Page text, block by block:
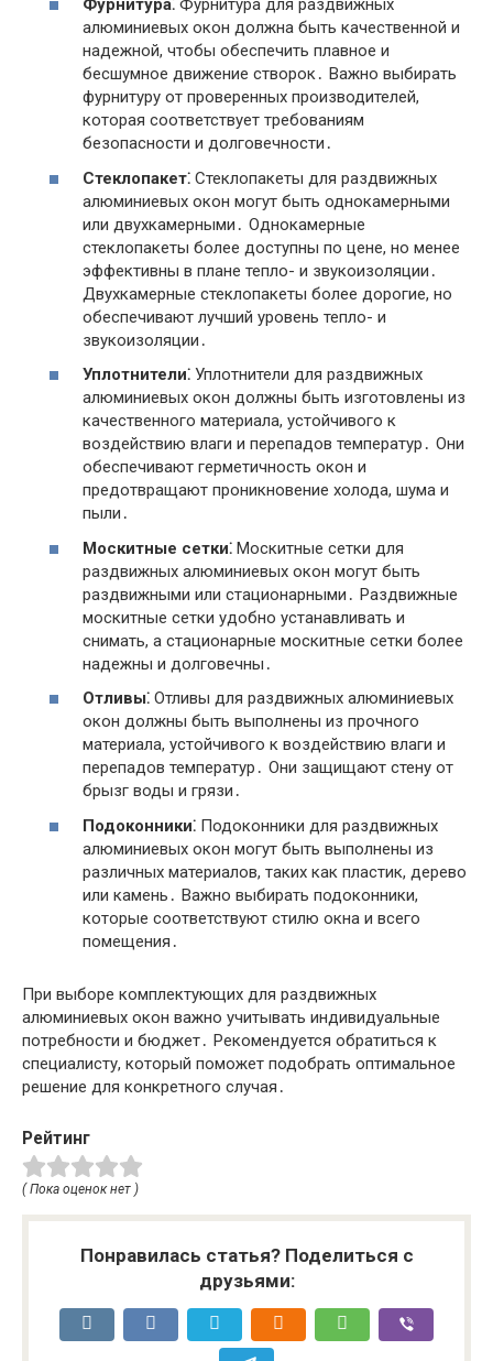
Фурнитура⁚ Фурнитура для раздвижных
алюминиевых окон должна быть качественной и
надежной, чтобы обеспечить плавное и
бесшумное движение створок․ Важно выбирать
фурнитуру от проверенных производителей,
которая соответствует требованиям
безопасности и долговечности․
Стеклопакет⁚ Стеклопакеты для раздвижных
алюминиевых окон могут быть однокамерными
или двухкамерными․ Однокамерные
стеклопакеты более доступны по цене, но менее
эффективны в плане тепло- и звукоизоляции․
Двухкамерные стеклопакеты более дорогие, но
обеспечивают лучший уровень тепло- и
звукоизоляции․
Уплотнители⁚ Уплотнители для раздвижных
алюминиевых окон должны быть изготовлены из
качественного материала, устойчивого к
воздействию влаги и перепадов температур․ Они
обеспечивают герметичность окон и
предотвращают проникновение холода, шума и
пыли․
Москитные сетки⁚ Москитные сетки для
раздвижных алюминиевых окон могут быть
раздвижными или стационарными․ Раздвижные
москитные сетки удобно устанавливать и
снимать, а стационарные москитные сетки более
надежны и долговечны․
Отливы⁚ Отливы для раздвижных алюминиевых
окон должны быть выполнены из прочного
материала, устойчивого к воздействию влаги и
перепадов температур․ Они защищают стену от
брызг воды и грязи․
Подоконники⁚ Подоконники для раздвижных
алюминиевых окон могут быть выполнены из
различных материалов, таких как пластик, дерево
или камень․ Важно выбирать подоконники,
которые соответствуют стилю окна и всего
помещения․
При выборе комплектующих для раздвижных
алюминиевых окон важно учитывать индивидуальные
потребности и бюджет․ Рекомендуется обратиться к
специалисту, который поможет подобрать оптимальное
решение для конкретного случая․
Рейтинг
( Пока оценок нет )
Понравилась статья? Поделиться с
друзьями: